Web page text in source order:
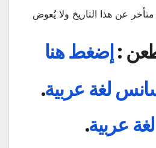
عن هذا التاريخ ولا يُعوض
: إضغط هنا
لغة عربية.
.